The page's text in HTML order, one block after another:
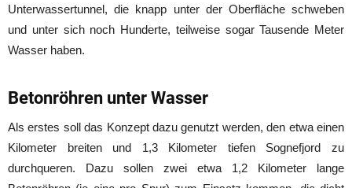
Unterwassertunnel, die knapp unter der Oberfläche schweben
und unter sich noch Hunderte, teilweise sogar Tausende Meter
Wasser haben.
Betonröhren unter Wasser
Als erstes soll das Konzept dazu genutzt werden, den etwa einen
Kilometer breiten und 1,3 Kilometer tiefen Sognefjord zu
durchqueren. Dazu sollen zwei etwa 1,2 Kilometer lange